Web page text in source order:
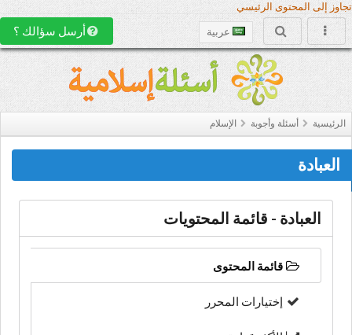
تجاوز إلى المحتوى الرئيسي
عربية أرسل سؤالك ؟
الرئيسية أسئلة وأجوبة الإسلام
العبادة
العبادة - قائمة المحتويات
قائمة المحتوى
إختيارات المحرر